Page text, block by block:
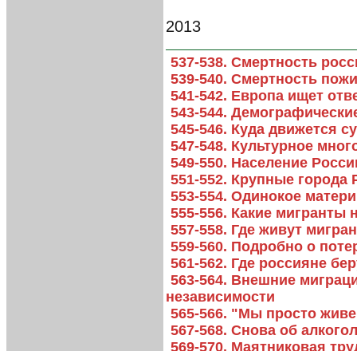
2013
537-538. Смертность
539-540. Смертность
541-542. Европа ищет
543-544.
545-546. Куда движется
547-548. Культурное
549-550. Население
551-552. Крупные
553-554. Одинокое
555-556. Какие
557-558. Где живут
559-560. Подробно о
561-562. Где россияне
563-564. Внешние
независимости
565-566. "Мы просто
567-568. Снова об
569-570. Маятниковая